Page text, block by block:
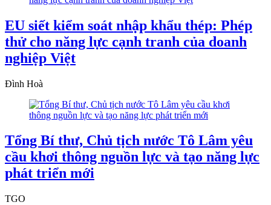
EU siết kiểm soát nhập khẩu thép: Phép
thử cho năng lực cạnh tranh của doanh
nghiệp Việt
Đình Hoà
Tổng Bí thư, Chủ tịch nước Tô Lâm yêu
cầu khơi thông nguồn lực và tạo năng lực
phát triển mới
TGO